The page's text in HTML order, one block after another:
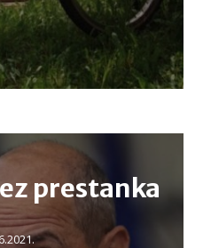
prestanka